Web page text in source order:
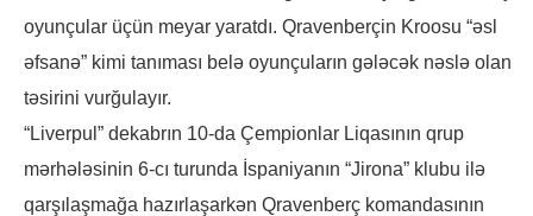
oyunçular üçün meyar yaratdı. Qravenberçin Kroosu “əsl
əfsanə” kimi tanıması belə oyunçuların gələcək nəslə olan
təsirini vurğulayır.
“Liverpul” dekabrın 10-da Çempionlar Liqasının qrup
mərhələsinin 6-cı turunda İspaniyanın “Jirona” klubu ilə
qarşılaşmağa hazırlaşarkən Qravenberç komandasının